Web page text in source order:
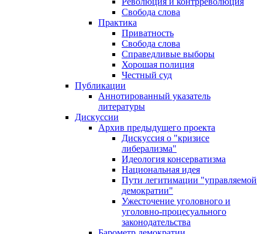
Свобода слова
Практика
Приватность
Свобода слова
Справедливые выборы
Хорошая полиция
Честный суд
Публикации
Аннотированный указатель
литературы
Дискуссии
Архив предыдущего проекта
Дискуссия о "кризисе
либерализма"
Идеология консерватизма
Национальная идея
Пути легитимации "управляемой
демократии"
Ужесточение уголовного и
уголовно-процесуального
законодательства